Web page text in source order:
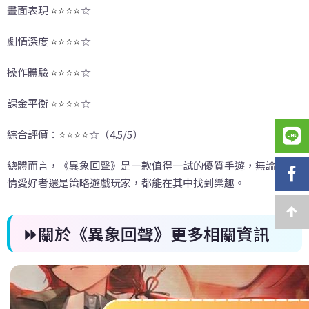
畫面表現⭐⭐⭐⭐☆
劇情深度⭐⭐⭐⭐☆
操作體驗⭐⭐⭐⭐☆
課金平衡⭐⭐⭐⭐☆
綜合評價： ⭐⭐⭐⭐☆（4.5/5）
總體而言，《異象回聲》是一款值得一試的優質手遊，無論是劇
情愛好者還是策略遊戲玩家，都能在其中找到樂趣。
⏩關於《異象回聲》更多相關資訊